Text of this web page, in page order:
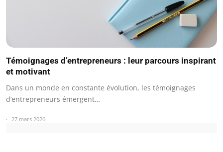
Témoignages d’entrepreneurs : leur parcours inspirant
et motivant
Dans un monde en constante évolution, les témoignages
d’entrepreneurs émergent…
27 mars 2026